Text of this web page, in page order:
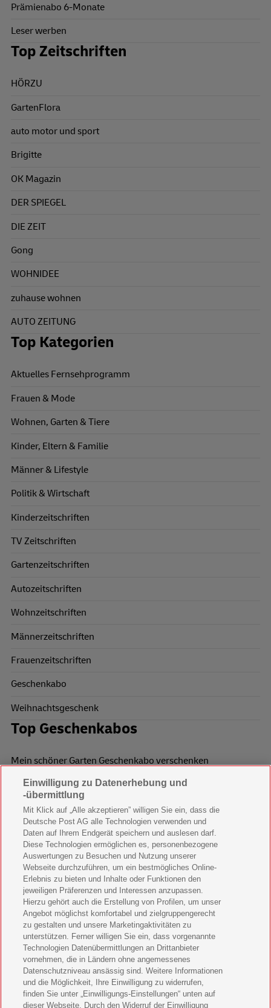
Prämienabo 6-Monate
Leser werben
Top Zeitschriften
HÖRZU
GartenFlora
auto motor und sport
Brigitte
OK Magazin
DER SPIEGEL
DIE ZEIT
Gong
WOHNIDEE
zuhause wohnen
AUTO ZEITUNG
Top Kategorien
Aktuelles Fernsehprogramm
Frauen & Mode
Wohnen, Garten & Tiere
Kinder, Eltern & Familie
Männer & Lifestyle
Politik & Wirtschaft
Kinderzeitschriften
TV Zeitschriften
Gartenzeitschriften
Autozeitschriften
Wohnzeitschriften
Männerzeitschriften
Frauenzeitschriften
Geschenkabo
Weihnachtsgeschenk
Top Geschenkabos
Mein schöner Garten Geschenkabo verschenken
Wohnen & Garten Geschenkabo verschenken
Mein schönes Land Geschenkabo verschenken
Bild der Frau Geschenkabo verschenken
11 Freunde Geschenkabo verschenken
LEGO Ninjago Magazin Geschenkabo verschenken
Brigitte Geschenkabo verschenken
GEOlino Geschenkabo verschenken
Stern Crime Geschenkabo verschenken
Welt der Wunder Geschenkabo verschenken
GEO Geschenkabo verschenken
Einwilligung zu Datenerhebung und
-übermittlung
Mit Klick auf „Alle akzeptieren” willigen Sie ein, dass die
Deutsche Post AG alle Technologien verwenden und
Daten auf Ihrem Endgerät speichern und auslesen darf.
Diese Technologien ermöglichen es, personenbezogene
Auswertungen zu Besuchen und Nutzung unserer
Webseite durchzuführen, um ein bestmögliches Online-
Erlebnis zu bieten und Inhalte oder Funktionen den
jeweiligen Präferenzen und Interessen anzupassen.
Hierzu gehört auch die Erstellung von Profilen, um unser
Angebot möglichst komfortabel und zielgruppengerecht
zu gestalten und unsere Marketingaktivitäten zu
unterstützen. Ferner willigen Sie ein, dass vorgenannte
Technologien Datenübermittlungen an Drittanbieter
vornehmen, die in Ländern ohne angemessenes
Datenschutzniveau ansässig sind. Weitere Informationen
und die Möglichkeit, Ihre Einwilligung zu widerrufen,
finden Sie unter „Einwilligungs-Einstellungen“ unten auf
dieser Webseite. Durch den Widerruf der Einwilligung